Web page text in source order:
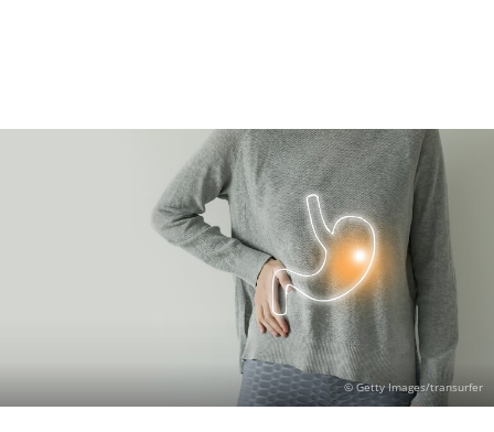
© Getty Images/transurfer